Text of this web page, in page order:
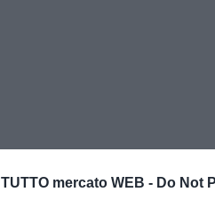
TUTTO mercato WEB - Do Not